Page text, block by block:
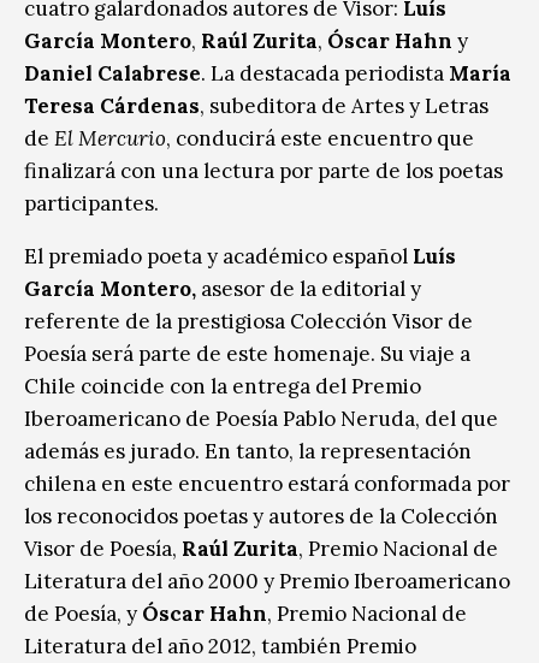
cuatro galardonados autores de Visor: Luís
García Montero, Raúl Zurita, Óscar Hahn y
Daniel Calabrese. La destacada periodista María
Teresa Cárdenas, subeditora de Artes y Letras
de El Mercurio, conducirá este encuentro que
finalizará con una lectura por parte de los poetas
participantes.
El premiado poeta y académico español Luís
García Montero, asesor de la editorial y
referente de la prestigiosa Colección Visor de
Poesía será parte de este homenaje. Su viaje a
Chile coincide con la entrega del Premio
Iberoamericano de Poesía Pablo Neruda, del que
además es jurado. En tanto, la representación
chilena en este encuentro estará conformada por
los reconocidos poetas y autores de la Colección
Visor de Poesía, Raúl Zurita, Premio Nacional de
Literatura del año 2000 y Premio Iberoamericano
de Poesía, y Óscar Hahn, Premio Nacional de
Literatura del año 2012, también Premio